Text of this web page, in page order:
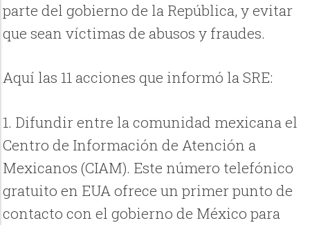
parte del gobierno de la República, y evitar
que sean víctimas de abusos y fraudes.
Aquí las 11 acciones que informó la SRE:
1. Difundir entre la comunidad mexicana el
Centro de Información de Atención a
Mexicanos (CIAM). Este número telefónico
gratuito en EUA ofrece un primer punto de
contacto con el gobierno de México para